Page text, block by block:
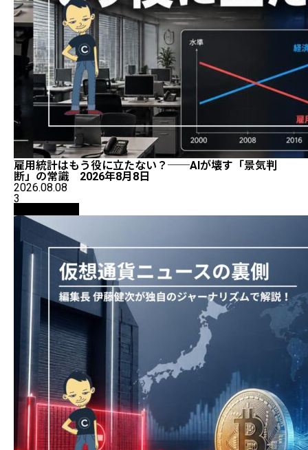
雇用統計はもう役に立たない？──AIが壊す「景気判
断」の常識 2026年8月8日
2026.08.08
3